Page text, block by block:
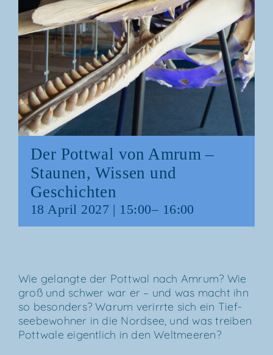
Der Pott­wal von Amrum –
Stau­nen, Wis­sen und
Geschichten
18 April 2027 | 15:00– 16:00
Wie gelang­te der Pott­wal nach Amrum? Wie
groß und schwer war er – und was macht ihn
so beson­ders? War­um ver­irr­te sich ein Tief­
see­be­woh­ner in die Nord­see, und was trei­ben
Pott­wa­le eigent­lich in den Weltmeeren?